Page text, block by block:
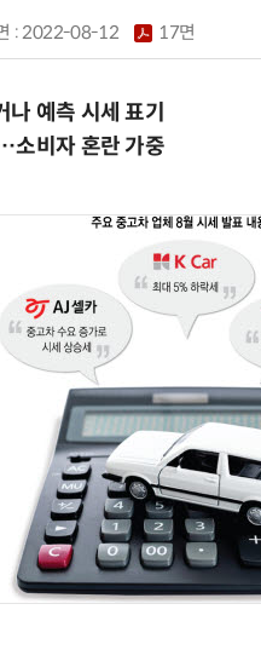
:2022-08-12 17면
예측 시세 표기
소비자 혼란 가중